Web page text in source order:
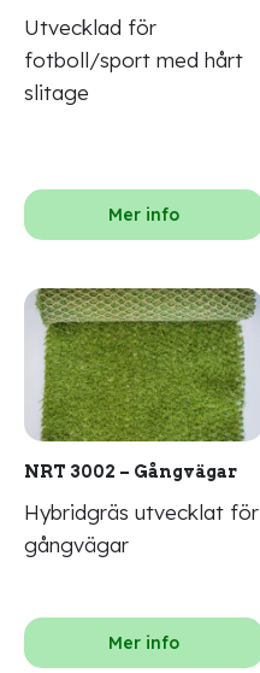
Utvecklad för
fotboll/sport med hårt
slitage
Mer info
NRT 3002 – Gångvägar
Hybridgräs utvecklat för
gångvägar
Mer info